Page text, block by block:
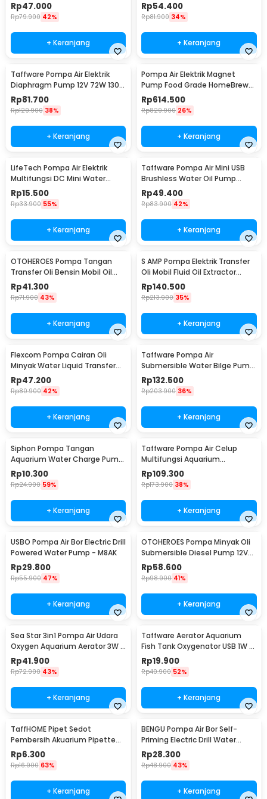
Rp47.000
Rp79.900 42%
+ Keranjang
Rp54.400
Rp81.900 34%
+ Keranjang
Taffware Pompa Air Elektrik
Diaphragm Pump 12V 72W 130
PSI - DP-538
Rp81.700
Rp129.900 38%
+ Keranjang
Pompa Air Elektrik Magnet
Pump Food Grade HomeBrew
Wine 10W 19L/Min - MP-15RM
Rp614.500
Rp829.900 26%
+ Keranjang
LifeTech Pompa Air Elektrik
Multifungsi DC Mini Water
Pump 4.8W 12V - 365B-7
Rp15.500
Rp33.900 55%
+ Keranjang
Taffware Pompa Air Mini USB
Brushless Water Oil Pump
Submersible 5V - QR30A
Rp49.400
Rp83.900 42%
+ Keranjang
OTOHEROES Pompa Tangan
Transfer Oli Bensin Mobil Oil
Pump - NC01
Rp41.300
Rp71.900 43%
+ Keranjang
S AMP Pompa Elektrik Transfer
Oli Mobil Fluid Oil Extractor
Pump 12V - A3
Rp140.500
Rp213.900 35%
+ Keranjang
Flexcom Pompa Cairan Oli
Minyak Water Liquid Transfer
Pump - JT-600
Rp47.200
Rp80.900 42%
+ Keranjang
Taffware Pompa Air
Submersible Water Bilge Pump
12V - BL-2512SI
Rp132.500
Rp203.900 36%
+ Keranjang
Siphon Pompa Tangan
Aquarium Water Charge Pump
1.7M - NC02
Rp10.300
Rp24.900 59%
+ Keranjang
Taffware Pompa Air Celup
Multifungsi Aquarium
Submersible Pump 12V 30W -
ZYW890
Rp109.300
Rp173.900 38%
+ Keranjang
USBO Pompa Air Bor Electric Drill
Powered Water Pump - M8AK
Rp29.800
Rp55.900 47%
+ Keranjang
OTOHEROES Pompa Minyak Oli
Submersible Diesel Pump 12V
51mm - BXG38
Rp58.600
Rp98.900 41%
+ Keranjang
Sea Star 3in1 Pompa Air Udara
Oxygen Aquarium Aerator 3W -
HX-1100L
Rp41.900
Rp72.900 43%
+ Keranjang
Taffware Aerator Aquarium
Fish Tank Oxygenator USB 1W -
AB479
Rp19.900
Rp40.900 52%
+ Keranjang
TaffHOME Pipet Sedot
Pembersih Akuarium Pipette
Siphone Pump 30ml - NC03
Rp6.300
Rp16.900 63%
+ Keranjang
BENGU Pompa Air Bor Self-
Priming Electric Drill Water
Pump - JET101
Rp28.300
Rp48.900 43%
+ Keranjang